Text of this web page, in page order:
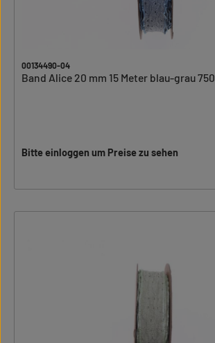
00134490-04
Band Alice 20 mm 15 Meter blau-grau 750
Bitte einloggen um Preise zu sehen